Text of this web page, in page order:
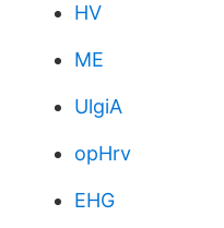
HV
ME
UlgiA
opHrv
EHG